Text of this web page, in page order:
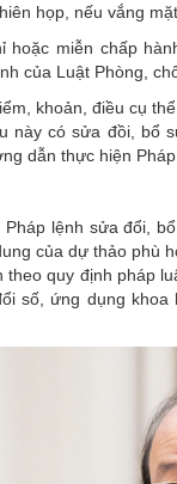
họp, nếu vắng
hoặc miễn chấp
của Luật Phòng,
khoản, điều cụ
này có sửa đồi, bổ
dẫn thực hiện
lệnh sửa đổi,
của dự thảo
quy định pháp
số, ứng dụng